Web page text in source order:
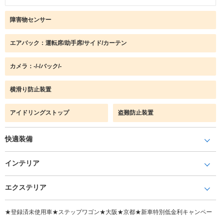
障害物センサー
エアバック：運転席/助手席/サイド/カーテン
カメラ：-/-/バック/-
横滑り防止装置
アイドリングストップ 盗難防止装置
快適装備
インテリア
エクステリア
★登録済未使用車★ステップワゴン★大阪★京都★新車特別低金利キャンペー